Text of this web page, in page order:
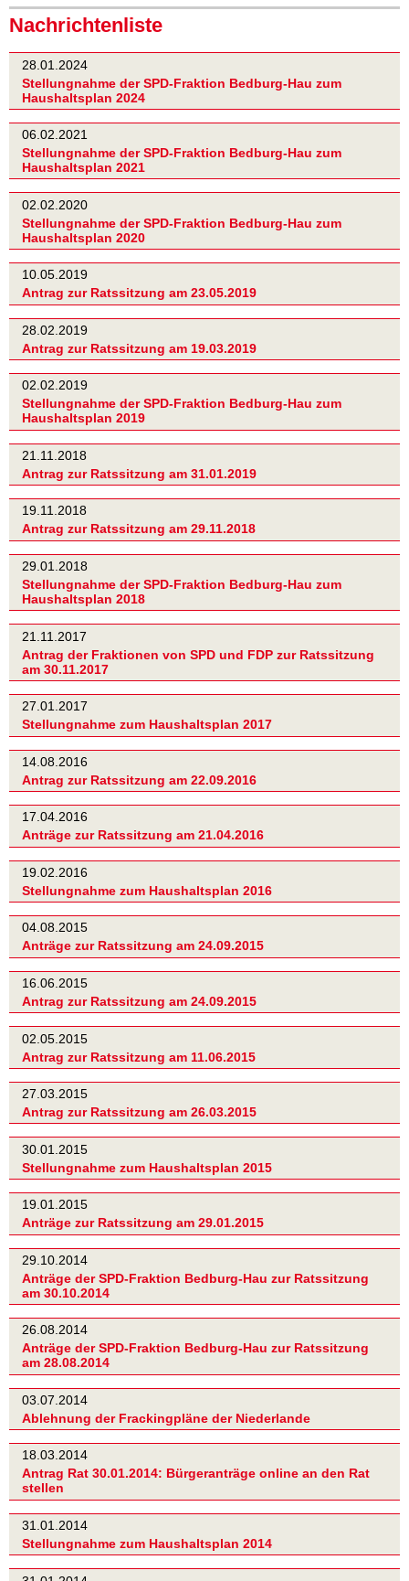
Nachrichtenliste
28.01.2024
Stellungnahme der SPD-Fraktion Bedburg-Hau zum
Haushaltsplan 2024
06.02.2021
Stellungnahme der SPD-Fraktion Bedburg-Hau zum
Haushaltsplan 2021
02.02.2020
Stellungnahme der SPD-Fraktion Bedburg-Hau zum
Haushaltsplan 2020
10.05.2019
Antrag zur Ratssitzung am 23.05.2019
28.02.2019
Antrag zur Ratssitzung am 19.03.2019
02.02.2019
Stellungnahme der SPD-Fraktion Bedburg-Hau zum
Haushaltsplan 2019
21.11.2018
Antrag zur Ratssitzung am 31.01.2019
19.11.2018
Antrag zur Ratssitzung am 29.11.2018
29.01.2018
Stellungnahme der SPD-Fraktion Bedburg-Hau zum
Haushaltsplan 2018
21.11.2017
Antrag der Fraktionen von SPD und FDP zur Ratssitzung
am 30.11.2017
27.01.2017
Stellungnahme zum Haushaltsplan 2017
14.08.2016
Antrag zur Ratssitzung am 22.09.2016
17.04.2016
Anträge zur Ratssitzung am 21.04.2016
19.02.2016
Stellungnahme zum Haushaltsplan 2016
04.08.2015
Anträge zur Ratssitzung am 24.09.2015
16.06.2015
Antrag zur Ratssitzung am 24.09.2015
02.05.2015
Antrag zur Ratssitzung am 11.06.2015
27.03.2015
Antrag zur Ratssitzung am 26.03.2015
30.01.2015
Stellungnahme zum Haushaltsplan 2015
19.01.2015
Anträge zur Ratssitzung am 29.01.2015
29.10.2014
Anträge der SPD-Fraktion Bedburg-Hau zur Ratssitzung
am 30.10.2014
26.08.2014
Anträge der SPD-Fraktion Bedburg-Hau zur Ratssitzung
am 28.08.2014
03.07.2014
Ablehnung der Frackingpläne der Niederlande
18.03.2014
Antrag Rat 30.01.2014: Bürgeranträge online an den Rat
stellen
31.01.2014
Stellungnahme zum Haushaltsplan 2014